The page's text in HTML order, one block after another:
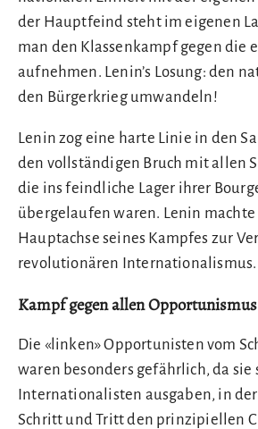
der Hauptfeind steht im eigenen
man den Klassenkampf gegen die
aufnehmen. Lenin’s Losung: den
den Bürgerkrieg umwandeln!
Lenin zog eine harte Linie in den
den vollständigen Bruch mit allen
die ins feindliche Lager ihrer
übergelaufen waren. Lenin machte
Hauptachse seines Kampfes zur
revolutionären Internationalismus.
Kampf gegen allen Opportunismus
Die «linken» Opportunisten vom
waren besonders gefährlich, da sie
Internationalisten ausgaben, in
Schritt und Tritt den prinzipiellen